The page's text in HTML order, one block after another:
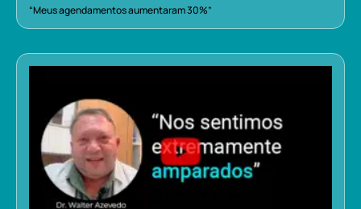
“Meus agendamentos aumentaram 30%”